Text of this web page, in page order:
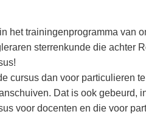
het trainingenprogramma van
sterrenkunde die achter
cursus dan voor particulieren
Dat is ook gebeurd,
voor docenten en die voor